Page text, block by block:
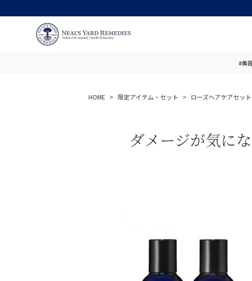
#美
HOME 限定アイテム・セット ローズヘアケアセット
ダメージが気に